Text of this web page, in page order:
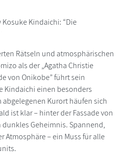
Kindaichi: “Die
Rätseln und atmosphärischen
als der „Agatha Christie
von Onikobe” führt sein
Kindaichi einen besonders
Kurort häufen sich
ist klar – hinter der Fassade von
Geheimnis. Spannend,
Atmosphäre – ein Muss für alle